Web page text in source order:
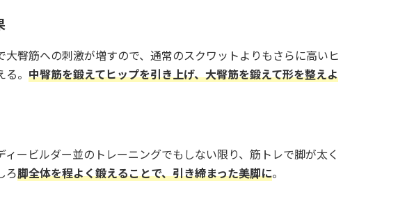
大臀筋への刺激が増すので、通常のスクワットよりもさらに高いヒ
。 中臀筋を鍛えてヒップを引き上げ、大臀筋を鍛えて形を整えよ
ービルダー並のトレーニングでもしない限り、筋トレで脚が太く
ろ脚全体を程よく鍛えることで、引き締まった美脚に。